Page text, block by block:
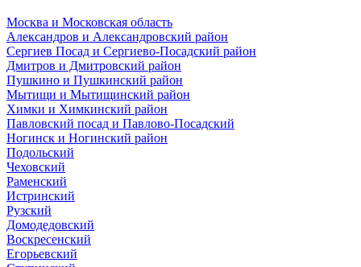
Москва и Московская область
Александров и Александровский район
Сергиев Посад и Сергиево-Посадский район
Дмитров и Дмитровский район
Пушкино и Пушкинский район
Мытищи и Мытищинский район
Химки и Химкинский район
Павловский посад и Павлово-Посадский
Ногинск и Ногинский район
Подольский
Чеховский
Раменский
Истринский
Рузский
Домодедовский
Воскресенский
Егорьевский